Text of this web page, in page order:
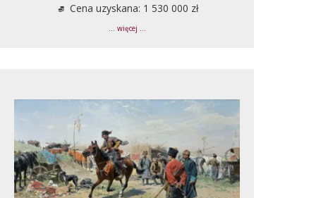
Cena uzyskana: 1 530 000 zł
... więcej ...